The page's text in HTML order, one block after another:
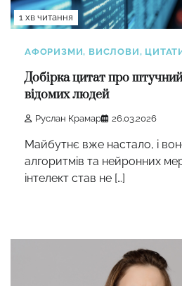
1 хв читання
АФОРИЗМИ, ВИСЛОВИ,
Добірка цитат про штучний
відомих людей
Руслан Крамар 26.03.2026
Майбутнє вже настало, і
алгоритмів та нейронних
інтелект став не […]